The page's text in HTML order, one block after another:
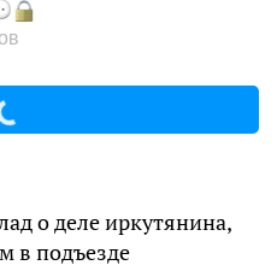
о деле иркутянина,
в подъезде